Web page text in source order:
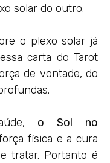
solar do outro.
o plexo solar já
carta do Tarot
de vontade, do
o Sol no
física e a cura
tratar. Portanto é